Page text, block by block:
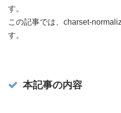
す。
この記事では、charset-
す。
本記事の内容